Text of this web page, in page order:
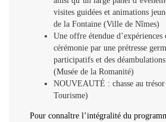
visites guidées et animations
de la Fontaine (Ville de Nîmes)
Une offre étendue d’expériences
cérémonie par une prétresse
participatifs et des
(Musée de la Romanité)
NOUVEAUTÉ : chasse au
Tourisme)
Pour connaître l’intégralité du